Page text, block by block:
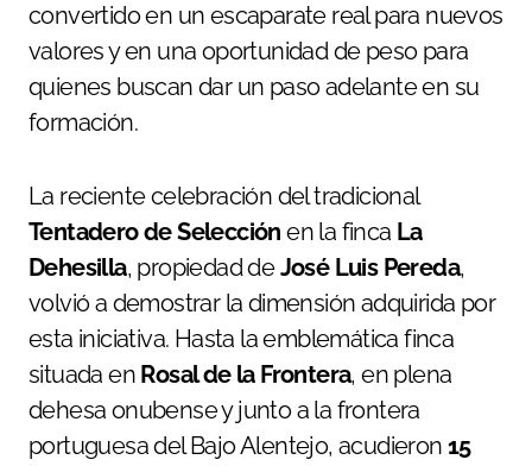
convertido en un escaparate real para nuevos
valores y en una oportunidad de peso para
quienes buscan dar un paso adelante en su
formación.
La reciente celebración del tradicional
Tentadero de Selección en la finca La
Dehesilla, propiedad deJosé Luis Pereda,
volvió a demostrar la dimensión adquirida por
esta iniciativa. Hasta la emblemática finca
situada en Rosal de la Frontera, en plena
dehesa onubense y junto a la frontera
portuguesa del Bajo Alentejo, acudieron 15